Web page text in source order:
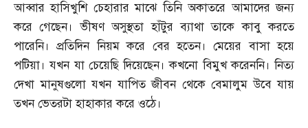
আব্বার হাসিখুশি চেহারার মাঝে তিনি অকাতরে আমাদের জন্য
করে গেছেন। ভীষণ অসুস্থতা হাঁটুর ব্যাথা তাকে কাবু করতে
পারেনি। প্রতিদিন নিয়ম করে বের হতেন। মেয়ের বাসা হয়ে
পটিয়া। যখন যা চেয়েছি দিয়েছেন। কখনো বিমুখ করেননি। নিত্য
দেখা মানুষগুলো যখন যাপিত জীবন থেকে বেমালুম উবে যায়
তখন ভেতরটা হাহাকার করে ওঠে।